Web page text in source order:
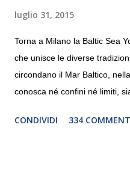
luglio 31, 2015
Torna a Milano la Baltic Sea
che unisce le diverse
circondano il Mar Baltico,
conosca né confini né limiti,
debutterà il 10 settembre a
CONDIVIDI 334